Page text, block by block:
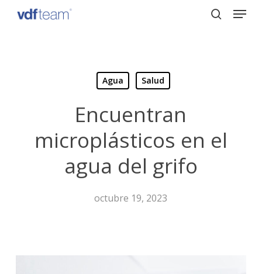
Menu
Agua Salud
Encuentran
microplásticos en el
agua del grifo
octubre 19, 2023